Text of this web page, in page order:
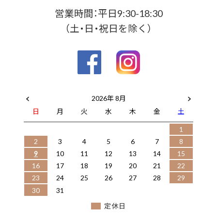
営業時間：平日9:30-18:30
（土・日・祝日を除く）
2026年 8月
日
月 火 水 木 金
土
1
2
3 4 5 6 7
8
9
10 11 12 13 14
15
16
17 18 19 20 21
22
23
24 25 26 27 28
29
30
31
定休日